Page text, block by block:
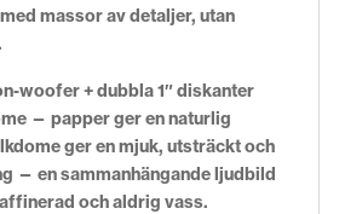
massor av detaljer, utan
woofer + dubbla 1″ diskanter
— papper ger en naturlig
ger en mjuk, utsträckt och
— en sammanhängande ljudbild
och aldrig vass.